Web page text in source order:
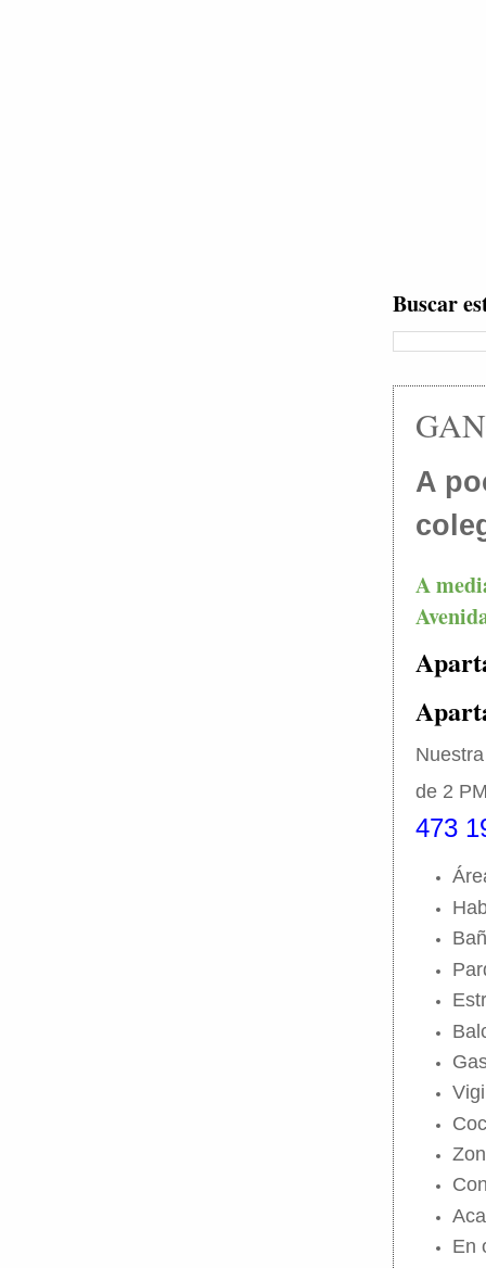
Buscar
A
A
de 2
473
En